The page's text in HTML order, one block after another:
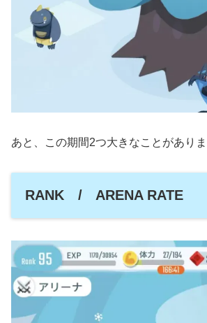
あと、この期間2つ大きなことがあり
RANK / ARENA RATE